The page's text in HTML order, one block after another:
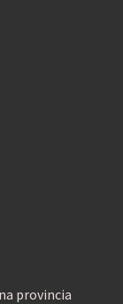
provincia